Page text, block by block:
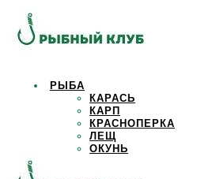
РЫБА
КАРАСЬ
КАРП
КРАСНОПЕРКА
ЛЕЩ
ОКУНЬ